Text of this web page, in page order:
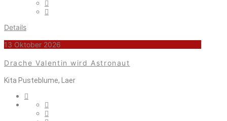
Details
13 Oktober 2026
Drache Valentin wird Astronaut
Kita Pusteblume, Laer